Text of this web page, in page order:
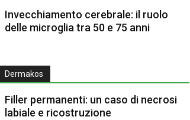
Invecchiamento cerebrale: il ruolo
delle microglia tra 50 e 75 anni
Dermakos
Filler permanenti: un caso di necrosi
labiale e ricostruzione